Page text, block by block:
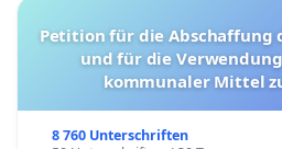
Petition für die Abschaffung der Tötungsstationen
und für die
kommunaler Mittel
8 760 Unterschriften